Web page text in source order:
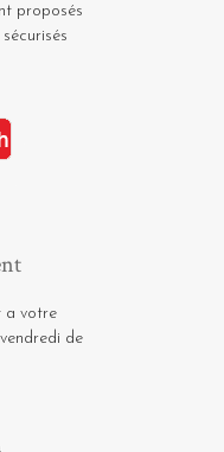
proposés
a votre
de